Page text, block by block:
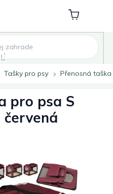
Nákupní
košík
Tašky pro psy Přenosná taška
pro psa S